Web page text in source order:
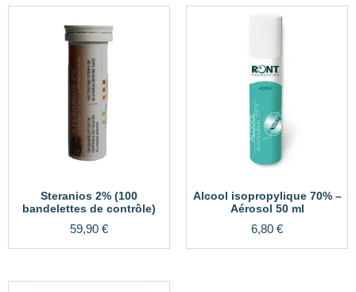
Steranios 2% (100
bandelettes de contrôle)
59,90 €
Alcool isopropylique 70% –
Aérosol 50 ml
6,80 €